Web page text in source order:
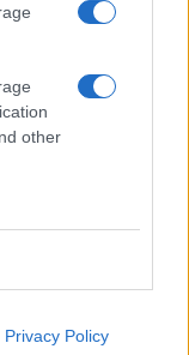
other
Privacy Policy